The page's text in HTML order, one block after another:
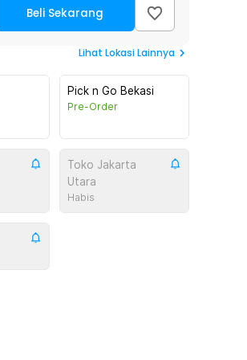
Beli Sekarang
Lihat Lokasi Lainnya
Pick n Go Bekasi
Pre-Order
Toko Jakarta
Utara
Habis